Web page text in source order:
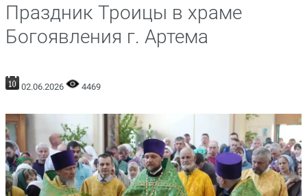
Праздник Троицы в храме
Богоявления г. Артема
02.06.2026 4469